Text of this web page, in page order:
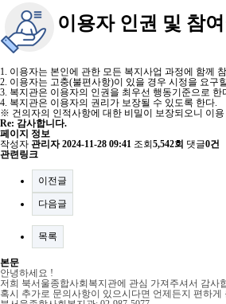
이용자 인권 및 참여
1. 이용자는 본인에 관한 모든 복지사업 과정에 함께
2. 이용자는 고충(불편사항)이 있을 경우 시정을 요구
3. 복지관은 이용자의 인권을 최우선 행동기준으로 한
4. 복지관은 이용자의 권리가 보장될 수 있도록 한다.
※ 건의자의 인적사항에 대한 비밀이 보장되오니 이
Re: 감사합니다.
페이지 정보
작성자 관리자 2024-11-28 09:41 조회 5,542회 댓글0건
관련링크
이전글
다음글
목록
본문
안녕하세요 !
저희 북서울종합사회복지관에 관심 가져주셔서 감사
혹시 추가로 문의사항이 있으시다면 언제든지 편하게